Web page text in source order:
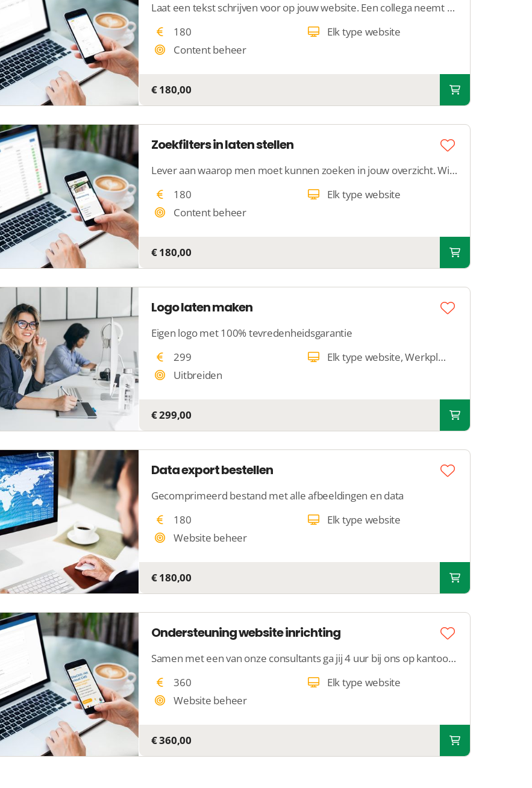
Laat een tekst schrijven voor op jouw website. Een collega neemt contact met jou op om jouw wensen te bespreken en schrijft een tekst van +/-250 woorden.
180
Elk type website
Content beheer
€ 180,00
Zoekfilters in laten stellen
Lever aan waarop men moet kunnen zoeken in jouw overzicht. Wij zorgen ervoor dat jouw overzicht doorzoekbaar wordt met alle gewenste zoekfilters.
180
Elk type website
Content beheer
€ 180,00
Logo laten maken
Eigen logo met 100% tevredenheidsgarantie
299
Elk type website, Werkplek
Uitbreiden
€ 299,00
Data export bestellen
Gecomprimeerd bestand met alle afbeeldingen en data
180
Elk type website
Website beheer
€ 180,00
Ondersteuning website inrichting
Samen met een van onze consultants ga jij 4 uur bij ons op kantoor aan de slag met de inrichting van jouw website, webshop, datingsite of platform.
360
Elk type website
Website beheer
€ 360,00